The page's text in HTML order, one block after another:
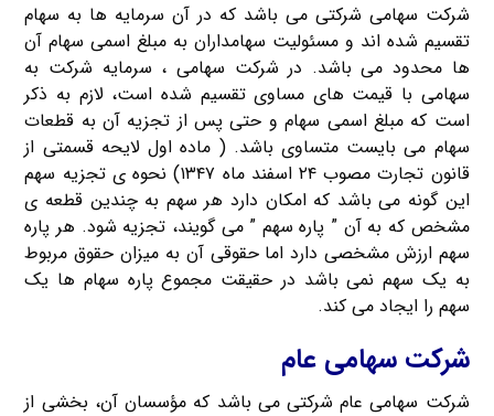
شرکت سهامی شرکتی می باشد که در آن سرمایه ها به سهام
تقسیم شده اند و مسئولیت سهامداران به مبلغ اسمی سهام آن
ها محدود می باشد. در شرکت سهامی ، سرمایه شرکت به
سهامی با قیمت های مساوی تقسیم شده است، لازم به ذکر
است که مبلغ اسمی سهام و حتی پس از تجزیه آن به قطعات
سهام می بایست متساوی باشد. ( ماده اول لایحه قسمتی از
قانون تجارت مصوب ۲۴ اسفند ماه ۱۳۴۷) نحوه ی تجزیه سهم
این گونه می باشد که امکان دارد هر سهم به چندین قطعه ی
مشخص که به آن ” پاره سهم ” می گویند، تجزیه شود. هر پاره
سهم ارزش مشخصی دارد اما حقوقی آن به میزان حقوق مربوط
به یک سهم نمی باشد در حقیقت مجموع پاره سهام ها یک
سهم را ایجاد می کند.
شرکت سهامی عام
شرکت سهامی عام شرکتی می باشد که مؤسسان آن، بخشی از